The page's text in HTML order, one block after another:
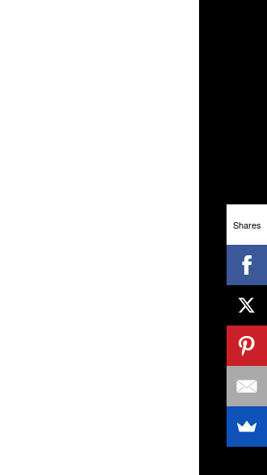
Shares